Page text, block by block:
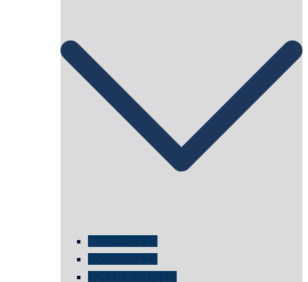
documenta 15
documenta 14
dOCUMENTA(13)